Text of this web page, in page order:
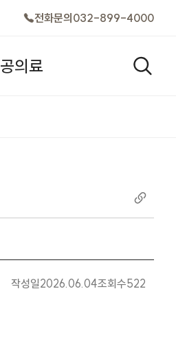
전화문의 032-899-4000
공의료 검색창
작성일2026.06.04조회수522